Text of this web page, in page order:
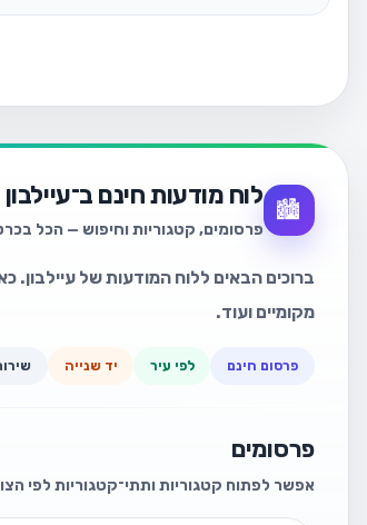
🏙️
לוח מודעות חינם ב־עיילבון
פרסומים, קטגוריות וחיפוש — הכל
ברוכים הבאים ללוח המודעות של עיילבון.
מקומיים ועוד.
פרסום חינם לפי עיר יד שנייה
פרסומים
אפשר לפתוח קטגוריות ותתי־קטגוריות לפי